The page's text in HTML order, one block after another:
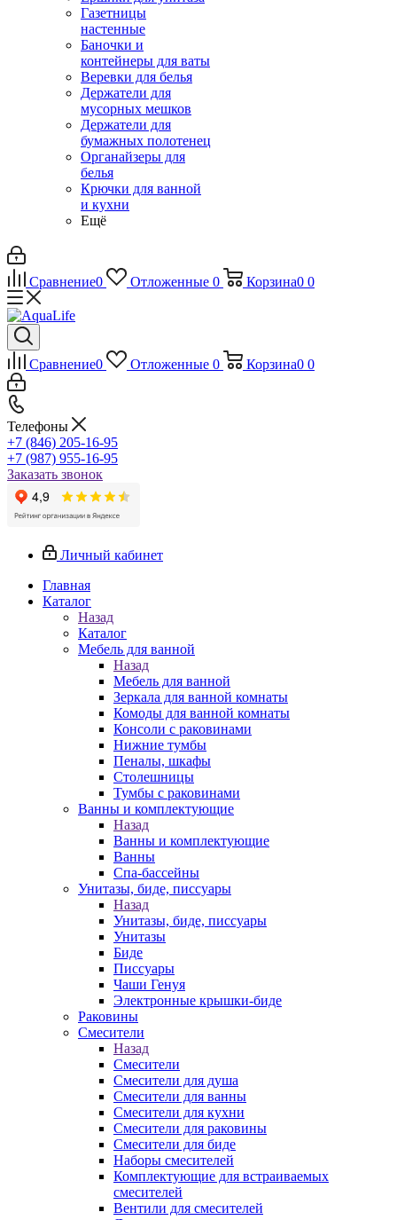
Газетницы
настенные
Баночки и
контейнеры для ваты
Веревки для белья
Держатели для
мусорных мешков
Держатели для
бумажных полотенец
Органайзеры для
белья
Крючки для ванной
и кухни
Ещё
Сравнение0 Отложенные 0 Корзина0 0
Сравнение0 Отложенные 0 Корзина0 0
Телефоны
+7 (846) 205-16-95
+7 (987) 955-16-95
Заказать звонок
Личный кабинет
Главная
Каталог
Назад
Каталог
Мебель для ванной
Назад
Мебель для ванной
Зеркала для ванной комнаты
Комоды для ванной комнаты
Консоли с раковинами
Нижние тумбы
Пеналы, шкафы
Столешницы
Тумбы с раковинами
Ванны и комплектующие
Назад
Ванны и комплектующие
Ванны
Спа-бассейны
Унитазы, биде, писсуары
Назад
Унитазы, биде, писсуары
Унитазы
Биде
Писсуары
Чаши Генуя
Электронные крышки-биде
Раковины
Смесители
Назад
Смесители
Смесители для душа
Смесители для ванны
Смесители для кухни
Смесители для раковины
Смесители для биде
Наборы смесителей
Комплектующие для встраиваемых
смесителей
Вентили для смесителей